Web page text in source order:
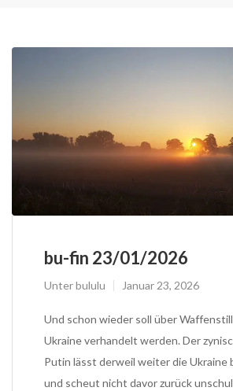
bu-fin 23/01/2026
Unterbululu Januar 23, 2026
Und schon wieder soll über
Ukraine verhandelt werden. Der
Putin lässt derweil weiter die Ukraine
und scheut nicht davor zurück